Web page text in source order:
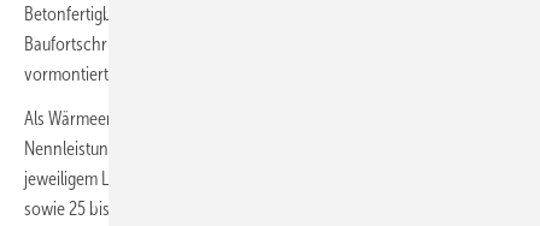
Betonfertigbauteil integriert, das vollkommen unabhängig vom
Baufortschritt der einzelnen Gebäude installiert und entsprechend
vormontiert wurde.
Als Wärmeerzeuger fungiert ein Gas-Brennwertgerät mit einer
Nennleistung von 500 kW für die Spitzenlast sowie drei BHKWs mit
jeweiligem Leistungsbereich zwischen 63 und 100 kW thermisch
sowie 25 bis 49,5 kW elektrisch. Zur Effizienzsteigerung der Anlage